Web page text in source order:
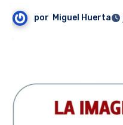
por Miguel Huerta